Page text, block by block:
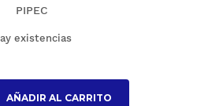
PIPEC
existencias
AÑADIR AL CARRITO